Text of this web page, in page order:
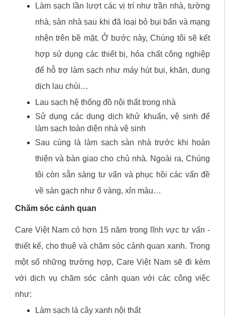
Làm sạch lần lượt các vị trí như trần nhà, tường
nhà, sàn nhà sau khi đã loại bỏ bụi bẩn và mạng
nhện trên bề mặt. Ở bước này, Chúng tôi sẽ kết
hợp sử dụng các thiết bị, hóa chất công nghiệp
để hỗ trợ làm sạch như máy hút bụi, khăn, dung
dịch lau chùi…
Lau sạch hệ thống đồ nội thất trong nhà
Sử dụng các dung dịch khử khuẩn, vệ sinh để
làm sạch toàn diện nhà vệ sinh
Sau cùng là làm sạch sàn nhà trước khi hoàn
thiện và bàn giao cho chủ nhà. Ngoài ra, Chúng
tôi còn sẵn sàng tư vấn và phục hồi các vấn đề
về sàn gạch như ố vàng, xỉn màu…
Chăm sóc cảnh quan
Care Việt Nam có hơn 15 năm trong lĩnh vực tư vấn -
thiết kế, cho thuê và chăm sóc cảnh quan xanh. Trong
một số những trường hợp, Care Việt Nam sẽ đi kèm
vớidịch vụ chăm sóc cảnh quan với các công việc
như:
Làm sạch lá cây xanh nội thất